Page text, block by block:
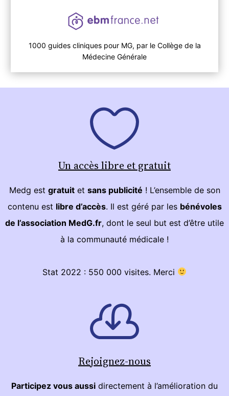
1000 guides cliniques pour MG, par le Collège de la
Médecine Générale
Un accès libre et gratuit
Medg est gratuitet sans publicité ! L’ensemble de son
contenu est libre d’accès. Il est géré par les bénévoles
de l’association MedG.fr, dont le seul but est d’être utile
à la communauté médicale !
Stat 2022 : 550 000 visites. Merci
Rejoignez-nous
Participez vous aussi directement à l’amélioration du